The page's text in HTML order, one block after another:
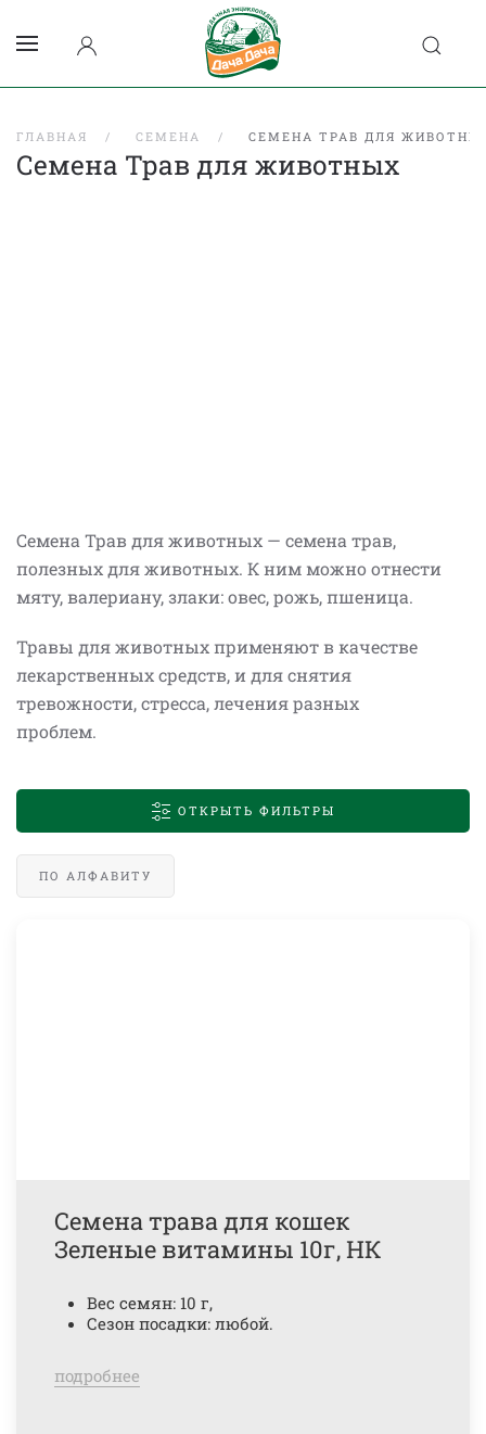
ГЛАВНАЯ СЕМЕНА СЕМЕНА ТРАВ ДЛЯ
Семена Трав для животных
Семена Трав для животных — семена трав,
полезных для животных. К ним можно отнести
мяту, валериану, злаки: овес, рожь, пшеница.
Травы для животных применяют в качестве
лекарственных средств, и для снятия
тревожности, стресса, лечения разных
проблем.
ОТКРЫТЬ ФИЛЬТРЫ
ПО АЛФАВИТУ
Семена трава для кошек
Зеленые витамины 10г, НК
Вес семян: 10 г,
Сезон посадки: любой.
подробнее